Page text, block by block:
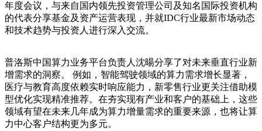
年度会议，与来自国内领先投资管理公司及知名国际投资机构
的代表分享基金及资产运营表现，并就IDC行业最新市场动态
和技术趋势与投资人进行深入交流。
普洛斯中国算力业务平台负责人沈暘分享了对未来垂直行业新
增需求的洞察。
例如，智能驾驶领域的算力需求增长显著，
医疗与教育高度依赖实时响应能力，新零售行业更关注借助模
型优化实现精准推荐。在夯实现有产业和客户的基础上，这些
领域有望在未来几年成为算力增量需求的重要来源，也将让算
力中心客户结构更为多元。